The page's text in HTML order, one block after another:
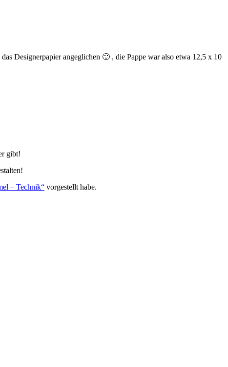
Designerpapier angeglichen 🙂 , die Pappe war also etwa 12,5 x 10
gibt!
– Technik“ vorgestellt habe.